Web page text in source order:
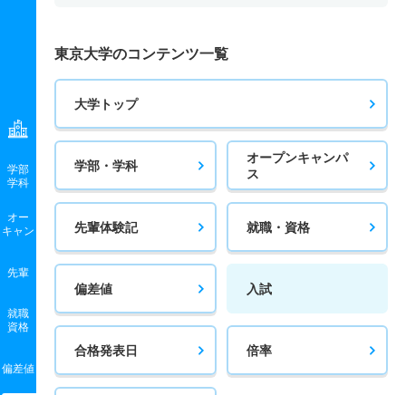
学部
学科
オー
キャン
先輩
就職
資格
偏差値
東京大学のコンテンツ一覧
大学トップ
学部・学科
オープンキャンパ
ス
先輩体験記 就職・資格
偏差値 入試
合格発表日 倍率